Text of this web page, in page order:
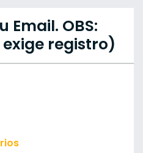
Email. OBS:
registro)